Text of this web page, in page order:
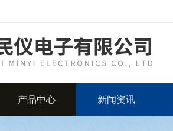
产品中心 新闻资讯